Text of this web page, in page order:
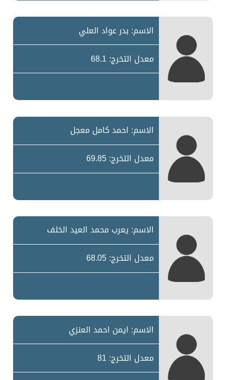
الاسم: بدر عواد العلي
معدل التخرج: 68.1
الاسم: احمد كامل معجل
معدل التخرج: 69.85
الاسم: يعرب محمد العيد الخلف
معدل التخرج: 68.05
الاسم: ايمن احمد العنزي
معدل التخرج: 81